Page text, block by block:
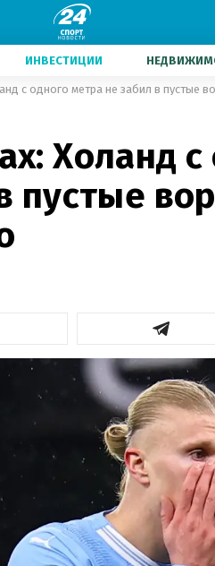
ИНВЕСТИЦИИ
с одного метра не забил в пустые
Холанд с
пустые